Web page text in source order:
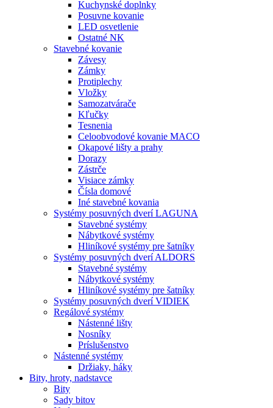
Kuchynské doplnky
Posuvne kovanie
LED osvetlenie
Ostatné NK
Stavebné kovanie
Závesy
Zámky
Protiplechy
Vložky
Samozatvárače
Kľučky
Tesnenia
Celoobvodové kovanie MACO
Okapové lišty a prahy
Dorazy
Zástrče
Visiace zámky
Čísla domové
Iné stavebné kovania
Systémy posuvných dverí LAGUNA
Stavebné systémy
Nábytkové systémy
Hliníkové systémy pre šatníky
Systémy posuvných dverí ALDORS
Stavebné systémy
Nábytkové systémy
Hliníkové systémy pre šatníky
Systémy posuvných dverí VIDIEK
Regálové systémy
Nástenné lišty
Nosníky
Príslušenstvo
Nástenné systémy
Držiaky, háky
Bity, hroty, nadstavce
Bity
Sady bitov